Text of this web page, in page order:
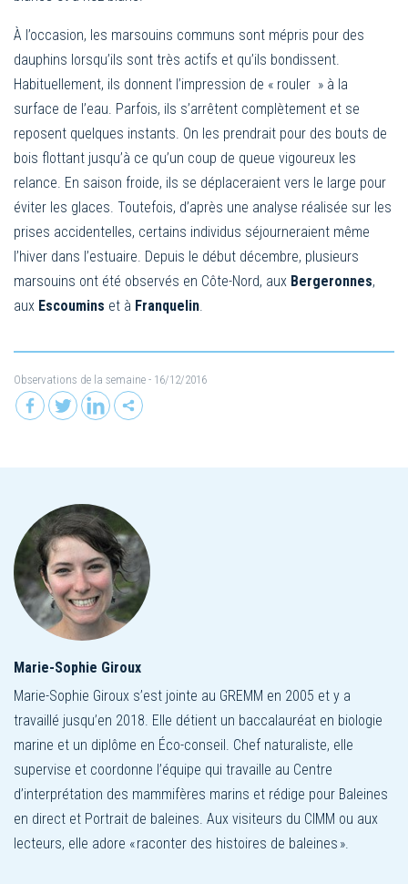
À l’occasion, les marsouins communs sont mépris pour des
dauphins lorsqu’ils sont très actifs et qu’ils bondissent.
Habituellement, ils donnent l’impression de « rouler » à la
surface de l’eau. Parfois, ils s’arrêtent complètement et se
reposent quelques instants. On les prendrait pour des bouts de
bois flottant jusqu’à ce qu’un coup de queue vigoureux les
relance. En saison froide, ils se déplaceraient vers le large pour
éviter les glaces. Toutefois, d’après une analyse réalisée sur les
prises accidentelles, certains individus séjourneraient même
l’hiver dans l’estuaire. Depuis le début décembre, plusieurs
marsouins ont été observés en Côte-Nord, aux Bergeronnes,
aux Escoumins et à Franquelin.
Observations de la semaine - 16/12/2016
Marie-Sophie Giroux
Marie-Sophie Giroux s’est jointe au GREMM en 2005 et y a
travaillé jusqu’en 2018. Elle détient un baccalauréat en biologie
marine et un diplôme en Éco-conseil. Chef naturaliste, elle
supervise et coordonne l’équipe qui travaille au Centre
d’interprétation des mammifères marins et rédige pour Baleines
en direct et Portrait de baleines. Aux visiteurs du CIMM ou aux
lecteurs, elle adore « raconter des histoires de baleines ».